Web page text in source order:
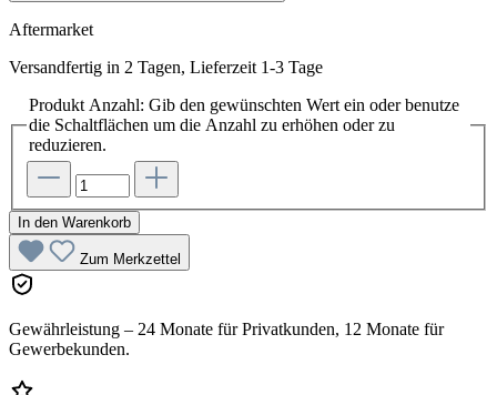
Aftermarket
Versandfertig in 2 Tagen, Lieferzeit 1-3 Tage
Produkt Anzahl: Gib den gewünschten Wert ein oder benutze
die Schaltflächen um die Anzahl zu erhöhen oder zu
reduzieren.
In den Warenkorb
Zum Merkzettel
Gewährleistung – 24 Monate für Privatkunden, 12 Monate für
Gewerbekunden.